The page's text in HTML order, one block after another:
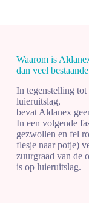
Waarom is
dan veel
In tegenstelling
luieruitslag,
bevat Aldanex
In een volgende
gezwollen en fel
flesje naar potje)
zuurgraad van de
is op luieruitslag.